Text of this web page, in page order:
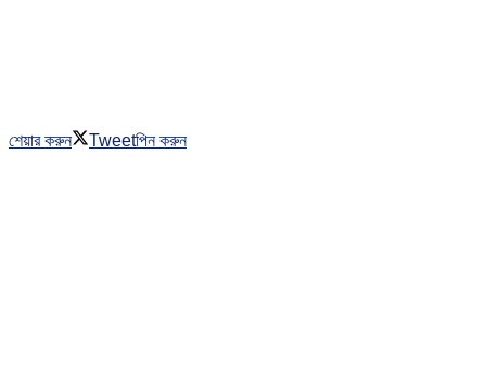
শেয়ার করুন Tweetপিন করুন